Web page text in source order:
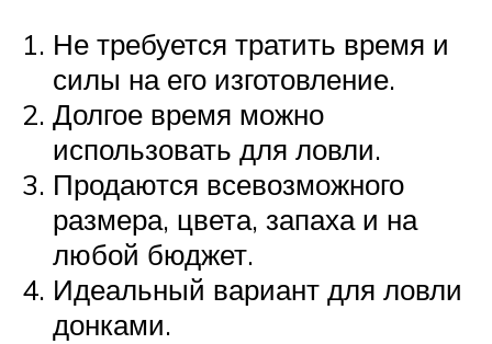
Не требуется тратить время и
силы на его изготовление.
Долгое время можно
использовать для ловли.
Продаются всевозможного
размера, цвета, запаха и на
любой бюджет.
Идеальный вариант для ловли
донками.